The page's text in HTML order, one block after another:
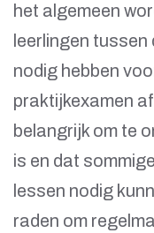
het algemeen
leerlingen
nodig hebben
praktijkexamen
belangrijk om te
is en dat
lessen nodig
raden om